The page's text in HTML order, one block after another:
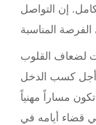
إن التواصل
لضعاف القلوب
أجل كسب الدخل
مساراً مهنياً
قضاء أيامه في